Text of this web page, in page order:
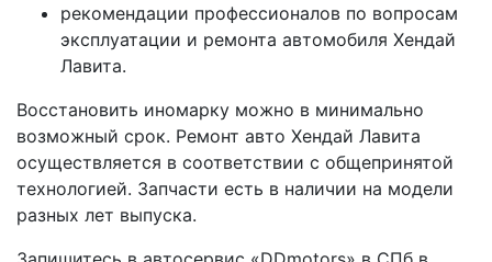
рекомендации профессионалов по вопросам
эксплуатации и ремонта автомобиля Хендай
Лавита.
Восстановить иномарку можно в минимально
возможный срок. Ремонт авто Хендай Лавита
осуществляется в соответствии с общепринятой
технологией. Запчасти есть в наличии на модели
разных лет выпуска.